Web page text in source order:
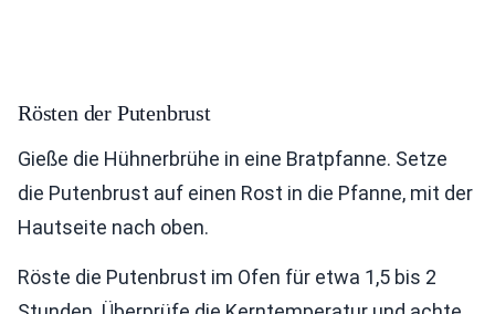
Rösten der Putenbrust
Gieße die Hühnerbrühe in eine Bratpfanne. Setze
die Putenbrust auf einen Rost in die Pfanne, mit der
Hautseite nach oben.
Röste die Putenbrust im Ofen für etwa 1,5 bis 2